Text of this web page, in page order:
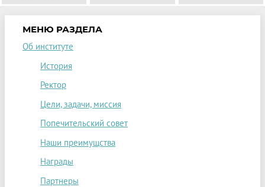
МЕНЮ РАЗДЕЛА
Об институте
История
Ректор
Цели, задачи, миссия
Попечительский совет
Наши преимущства
Награды
Партнеры